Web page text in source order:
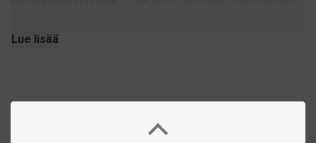
Kumisuojat:
Tarvikkeet pöytätennispöytään ja
Tarjoamme myös varusteita, jotka helpottavat harjoittelua ja
Lue lisää